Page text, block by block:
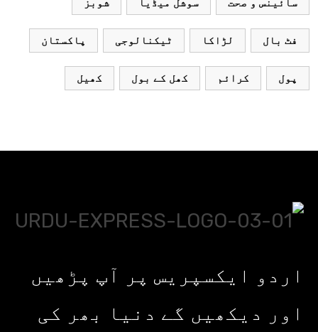
سائینس و صحت سوشل میڈیا شوبز
فٹ بال لڑاکا ٹیکنالوجی پاکستان
پول کرائم کھل کے بول کھیل
اردو ایکسپریس پر آپ پڑھیں
اور دیکھیں گے دنیا بھر کی